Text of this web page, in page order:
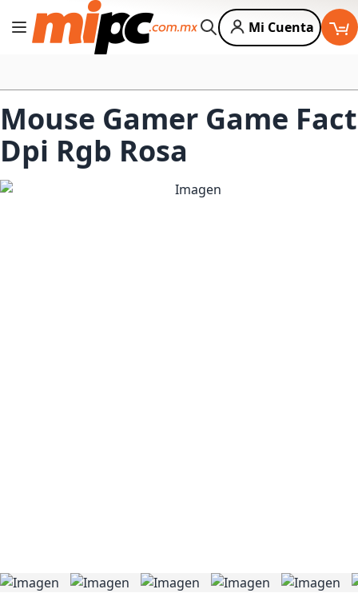
Cambiar Nav
Buscar
Mi Cuenta
Mouse Gamer Game
Dpi Rgb Rosa